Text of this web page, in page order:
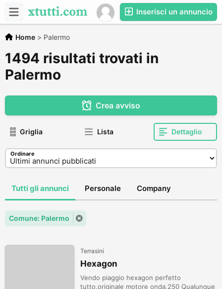
Inserisci un annuncio
Home > Palermo
1494 risultati trovati in
Palermo
Crea avviso
Griglia Lista Dettaglio
Ordinare
Tutti gli annunci Personale Company
Comune: Palermo
Terrasini
Hexagon
Vendo piaggio hexagon perfetto
tutto.originale motore onda.250 Qualunque